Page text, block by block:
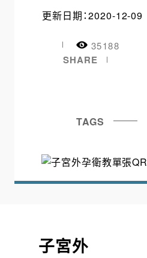
更新日期：2020-12-09
35188
SHARE
TAGS
子宮外